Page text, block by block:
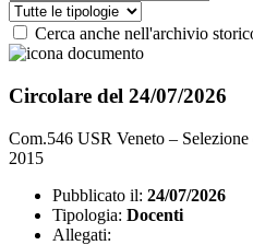
Cerca anche nell'archivio
Circolare del 24/07/2026
Com.546 USR Veneto –
2015
Pubblicato il: 24/07/2026
Tipologia: Docenti
Allegati: